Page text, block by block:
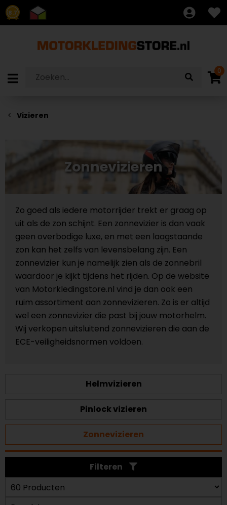
8.7
0
Vizieren
Zonnevizieren
Zo goed als iedere motorrijder trekt er graag op
uit als de zon schijnt. Een zonnevizier is dan vaak
geen overbodige luxe, en met een laagstaande
zon kan het zelfs van levensbelang zijn. Een
zonnevizier kun je namelijk zien als de zonnebril
waardoor je kijkt tijdens het rijden. Op de website
van Motorkledingstore.nl vind je dan ook een
ruim assortiment aan zonnevizieren. Zo is er altijd
wel een zonnevizier die past bij jouw motorhelm.
Wij verkopen uitsluitend zonnevizieren die aan de
ECE-veiligheidsnormen voldoen.
Helmvizieren
Pinlock vizieren
Zonnevizieren
Filteren